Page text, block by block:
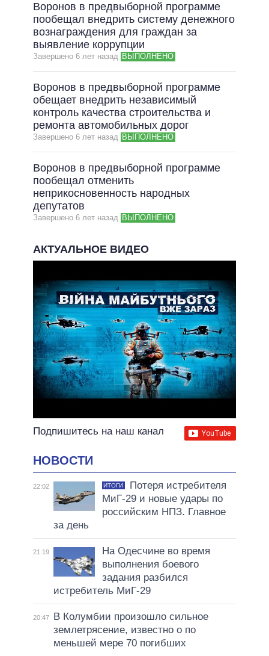
Воронов в предвыборной программе
пообещал внедрить систему денежного
вознаграждения для граждан за
выявление коррупции
Завершено 6 лет назад ВЫПОЛНЕНО
Воронов в предвыборной программе
обещает внедрить независимый
контроль качества строительства и
ремонта автомобильных дорог
Завершено 6 лет назад ВЫПОЛНЕНО
Воронов в предвыборной программе
пообещал отменить
неприкосновенность народных
депутатов
Завершено 6 лет назад ВЫПОЛНЕНО
АКТУАЛЬНОЕ ВИДЕО
Подпишитесь на наш канал
НОВОСТИ
22:02 ИТОГИ
Потеря истребителя
МиГ-29 и новые удары по
российским НПЗ. Главное
за день
21:19
На Одесчине во время
выполнения боевого
задания разбился
истребитель МиГ-29
20:47
В Колумбии произошло сильное
землетрясение, известно о по
меньшей мере 70 погибших